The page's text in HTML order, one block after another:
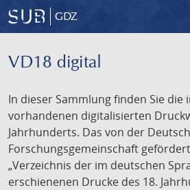
GDZ
VD18 digital
In dieser Sammlung finden Sie die
vorhandenen digitalisierten
Jahrhunderts. Das von der
Forschungsgemeinschaft
„Verzeichnis der im deutschen
erschienenen Drucke des 18.